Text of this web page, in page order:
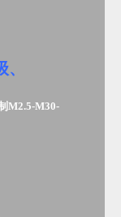
M2.5-M30-